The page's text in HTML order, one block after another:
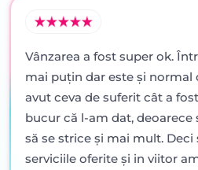
Vânzarea a fost super ok.
mai puţin dar este şi normal
avut ceva de suferit cât a
bucur că l-am dat, deoarece
să se strice şi mai mult.
serviciile oferite şi in viitor